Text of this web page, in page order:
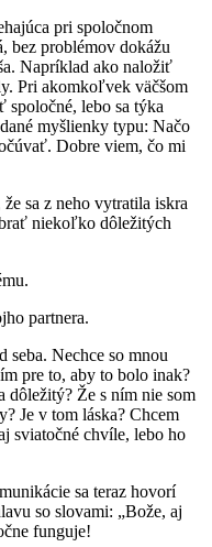
pri spoločnom
bez problémov dokážu
Napríklad ako naložiť
Pri akomkoľvek väčšom
lebo sa týka
myšlienky typu: Načo
Dobre viem, čo mi
sa z neho vytratila iskra
niekoľko dôležitých
partnera.
seba. Nechce so mnou
pre to, aby to bolo inak?
dôležitý? Že s ním nie som
Je v tom láska? Chcem
sviatočné chvíle, lebo ho
sa teraz hovorí
so slovami: „Bože, aj
funguje!